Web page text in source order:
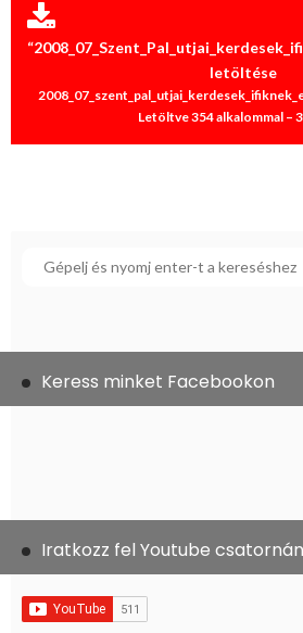
letöltése
Letöltve 354 alkalommal –
Keress minket Facebookon
Iratkozz fel Youtube